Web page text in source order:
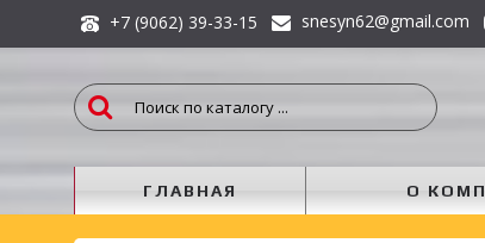
+7 (9062) 39-33-15 snesyn62@gmail.com
ГЛАВНАЯ О